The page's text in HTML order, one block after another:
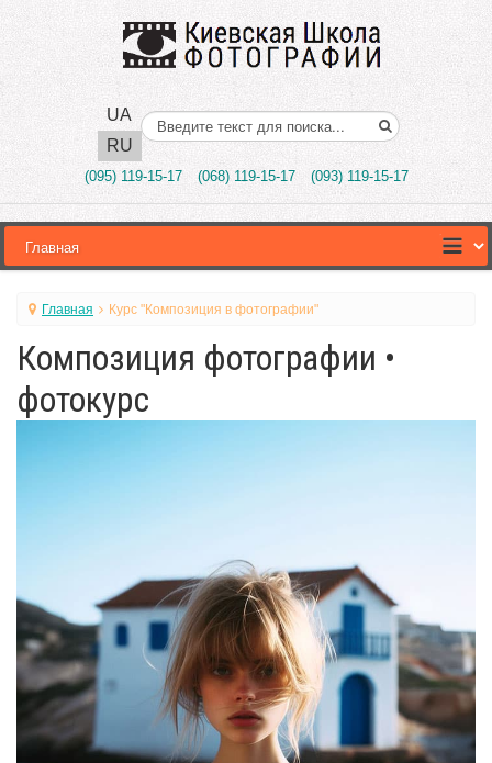
UA
RU
Поиск..
(095) 119-15-17 (068) 119-15-17 (093) 119-15-17
Главная Курс "Композиция в фотографии"
Композиция фотографии •
фотокурс